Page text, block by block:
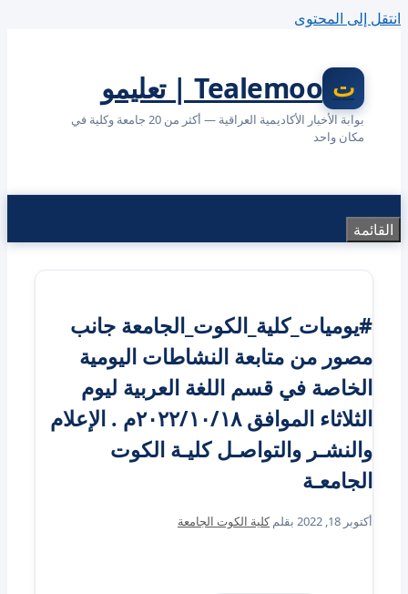
انتقل إلى المحتوى
Tealemoo | تعليمو
بوابة الأخبار الأكاديمية العراقية — أكثر من 20 جامعة وكلية في
مكان واحد
القائمة
#يوميات_كلية_الكوت_الجامعة جانب
مصور من متابعة النشاطات اليومية
الخاصة في قسم اللغة العربية ليوم
الثلاثاء الموافق ٢٠٢٢/١٠/١٨م . الإعلام
والنشـر والتواصـل كليـة الكوت
الجامعـة
أكتوبر 18, 2022 بقلمكلية الكوت الجامعة